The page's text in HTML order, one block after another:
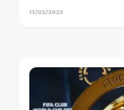
13/02/2025